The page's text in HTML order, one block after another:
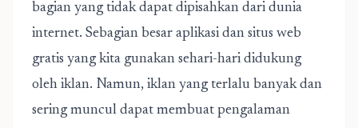
bagian yang tidak dapat dipisahkan dari dunia
internet. Sebagian besar aplikasi dan situs web
gratis yang kita gunakan sehari-hari didukung
oleh iklan. Namun, iklan yang terlalu banyak dan
sering muncul dapat membuat pengalaman